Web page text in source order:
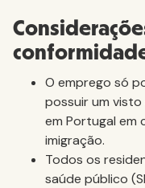
O emprego só
possuir um
em Portugal em
imigração.
Todos os
saúde público